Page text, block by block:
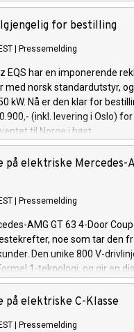
for bestilling
| Pressemelding
EQS har en imponerende
med norsk standardutstyr,
kW. Nå er den klar for
(inkl. levering i Oslo) for
til Norge i høst.
på elektriske Mercedes-
| Pressemelding
AMG GT 63 4-Door
noe som tar den
Den unike 800 V-
1-teknologi, og gir en
bilene forventes på norske
på elektriske C-Klasse
| Pressemelding